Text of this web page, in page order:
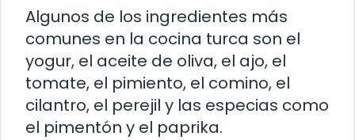
Algunos de los ingredientes más
comunes en la cocina turca son el
yogur, el aceite de oliva, el ajo, el
tomate, el pimiento, el comino, el
cilantro, el perejil y las especias como
el pimentón y el paprika.